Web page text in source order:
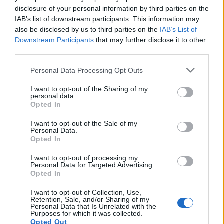
disclosure of your personal information by third parties on the
IAB’s list of downstream participants. This information may
also be disclosed by us to third parties on the IAB’s List of
Downstream Participants that may further disclose it to other
Personal Data Processing Opt Outs
I want to opt-out of the Sharing of my
personal data.
Opted In
I want to opt-out of the Sale of my
Personal Data.
Opted In
I want to opt-out of processing my
Personal Data for Targeted Advertising.
Opted In
I want to opt-out of Collection, Use,
Retention, Sale, and/or Sharing of my
Personal Data that Is Unrelated with the
Purposes for which it was collected.
Opted Out
odpuszczenie swojej kary za grzechy i dostąpić
zaszczytu wejścia do Królestwa Niebieskiego.
Jakie są warunki uzyskania takiego odpustu?
przyjęcie Komunii Świętej;
brak przywiązania do jakiegokolwiek
grzechu;
wykonanie czynności, która została
obdarzona odpustem.
Jakie inny modlitwy są
odmawiane podczas
uroczystości